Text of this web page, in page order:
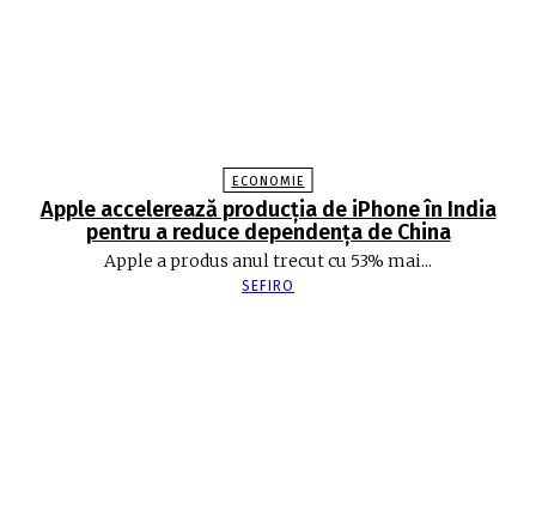
ECONOMIE
Apple accelerează producția de iPhone în India
pentru a reduce dependența de China
Apple a produs anul trecut cu 53% mai...
SEFIRO